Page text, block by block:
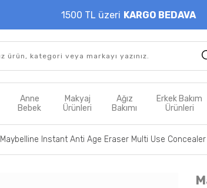
1500 TL üzeri KARGO BEDAVA
Anne
Bebek
Makyaj
Ürünleri
Ağız
Bakımı
Erkek Bakım
Ürünleri
Maybelline Instant Anti Age Eraser Multi Use Concealer